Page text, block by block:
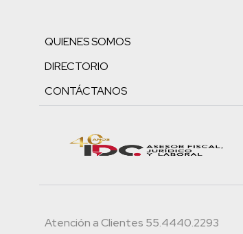
QUIENES SOMOS
DIRECTORIO
CONTÁCTANOS
Atención a Clientes 55.4440.2293